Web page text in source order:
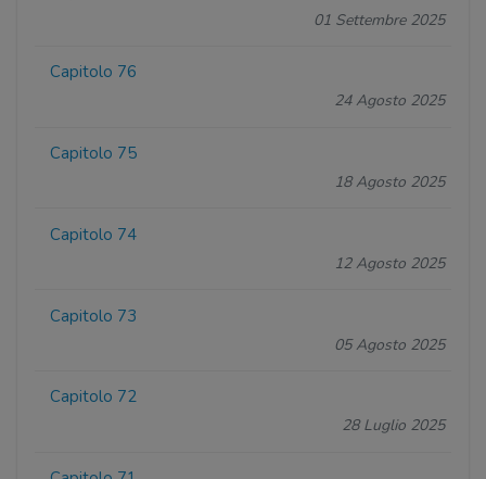
01 Settembre 2025
Capitolo 76
24 Agosto 2025
Capitolo 75
18 Agosto 2025
Capitolo 74
12 Agosto 2025
Capitolo 73
05 Agosto 2025
Capitolo 72
28 Luglio 2025